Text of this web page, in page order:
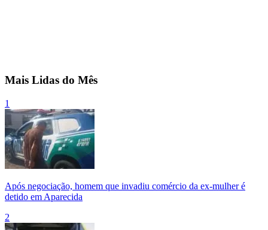
Mais Lidas do Mês
1
Após negociação, homem que invadiu comércio da ex-mulher é
detido em Aparecida
2